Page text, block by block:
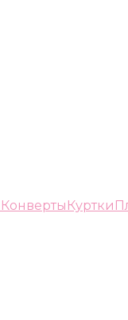
Конверты Куртки